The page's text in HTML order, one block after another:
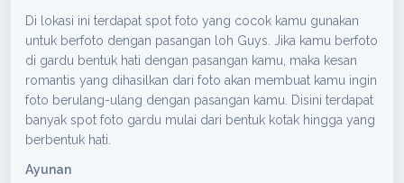
Di lokasi ini terdapat spot foto yang cocok kamu gunakan
untuk berfoto dengan pasangan loh Guys. Jika kamu berfoto
di gardu bentuk hati dengan pasangan kamu, maka kesan
romantis yang dihasilkan dari foto akan membuat kamu ingin
foto berulang-ulang dengan pasangan kamu. Disini terdapat
banyak spot foto gardu mulai dari bentuk kotak hingga yang
berbentuk hati.
Ayunan